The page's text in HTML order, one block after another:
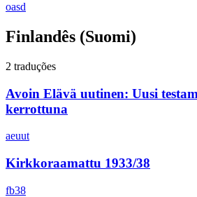
oasd
Finlandês (Suomi)
2 traduções
Avoin Elävä uutinen: Uusi
kerrottuna
aeuut
Kirkkoraamattu 1933/38
fb38